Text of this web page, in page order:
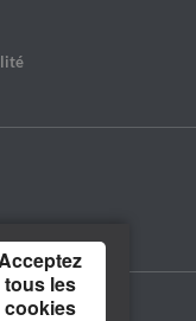
tous les
cookies